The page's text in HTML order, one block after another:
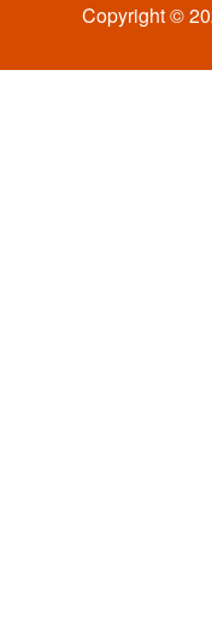
Copyright ©